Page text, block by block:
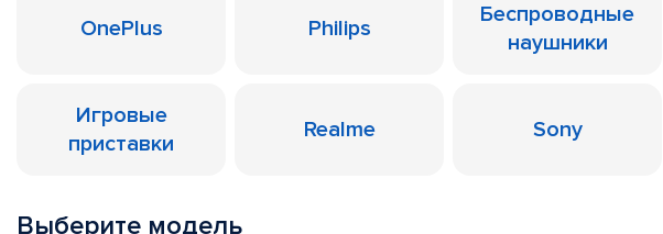
OnePlus Philips
Беспроводные
наушники
Игровые
приставки
Realme Sony
Выберите модель